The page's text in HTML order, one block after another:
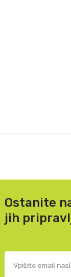
Ostanite
jih